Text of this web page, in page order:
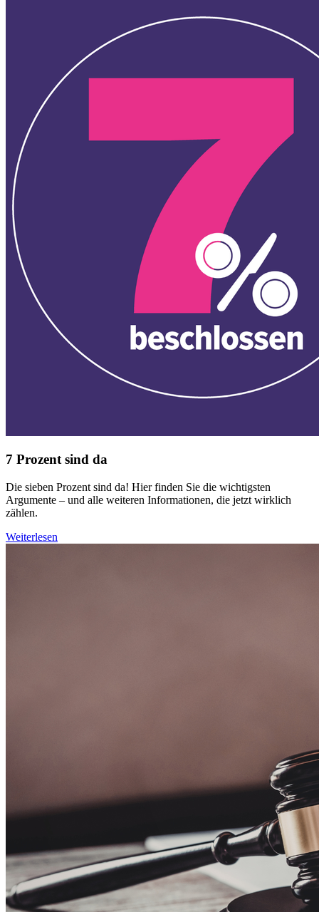
7 Prozent sind da
Die sieben Prozent sind da! Hier finden Sie die wichtigsten
Argumente – und alle weiteren Informationen, die jetzt wirklich
zählen.
Weiterlesen